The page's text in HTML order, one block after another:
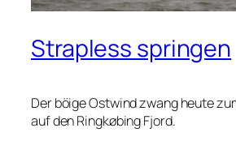
Strapless springen
Der böige Ostwind zwang heute
auf den Ringkøbing Fjord.